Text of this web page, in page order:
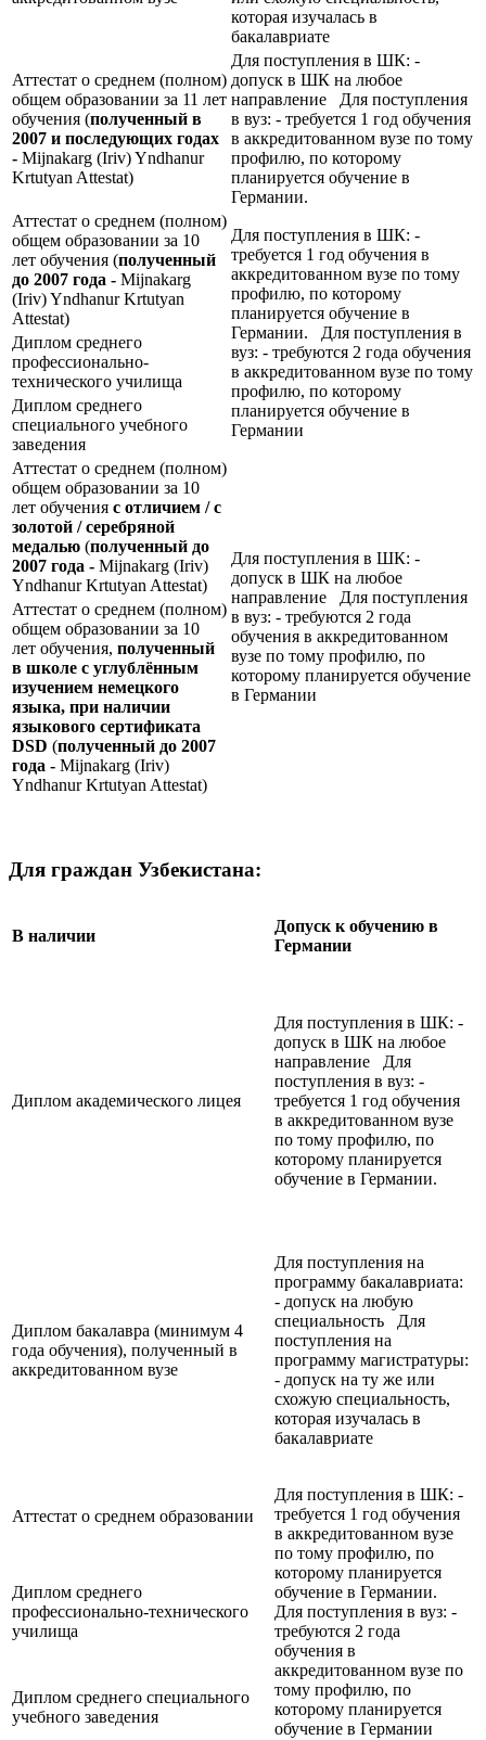
которая изучалась в
бакалавриате
Аттестат о среднем (полном)
общем образовании за 11 лет
обучения (полученный в
2007 и последующих годах
- Mijnakarg (Iriv) Yndhanur
Krtutyan Attestat)
Для поступления в ШК: -
допуск в ШК на любое
направление Для поступления
в вуз: - требуется 1 год обучения
в аккредитованном вузе по тому
профилю, по которому
планируется обучение в
Германии.
Аттестат о среднем (полном)
общем образовании за 10
лет обучения (полученный
до 2007 года - Mijnakarg
(Iriv) Yndhanur Krtutyan
Attestat)
Для поступления в ШК: -
требуется 1 год обучения в
аккредитованном вузе по тому
профилю, по которому
планируется обучение в
Германии. Для поступления в
вуз: - требуются 2 года обучения
в аккредитованном вузе по тому
профилю, по которому
планируется обучение в
Германии
Диплом среднего
профессионально-
технического училища
Диплом среднего
специального учебного
заведения
Аттестат о среднем (полном)
общем образовании за 10
лет обучения с отличием / с
золотой / серебряной
медалью (полученный до
2007 года - Mijnakarg (Iriv)
Yndhanur Krtutyan Attestat)
Для поступления в ШК: -
допуск в ШК на любое
направление Для поступления
в вуз: - требуются 2 года
обучения в аккредитованном
вузе по тому профилю, по
которому планируется обучение
в Германии
Аттестат о среднем (полном)
общем образовании за 10
лет обучения, полученный
в школе с углублённым
изучением немецкого
языка, при наличии
языкового сертификата
DSD (полученный до 2007
года - Mijnakarg (Iriv)
Yndhanur Krtutyan Attestat)
Для граждан Узбекистана:
В наличии
Допуск к обучению в
Германии
Диплом академического лицея
Для поступления в ШК: -
допуск в ШК на любое
направление Для
поступления в вуз: -
требуется 1 год обучения
в аккредитованном вузе
по тому профилю, по
которому планируется
обучение в Германии.
Диплом бакалавра (минимум 4
года обучения), полученный в
аккредитованном вузе
Для поступления на
программу бакалавриата:
- допуск на любую
специальность Для
поступления на
программу магистратуры:
- допуск на ту же или
схожую специальность,
которая изучалась в
бакалавриате
Аттестат о среднем образовании
Для поступления в ШК: -
требуется 1 год обучения
в аккредитованном вузе
по тому профилю, по
которому планируется
обучение в Германии.
Для поступления в вуз: -
требуются 2 года
обучения в
аккредитованном вузе по
тому профилю, по
которому планируется
обучение в Германии
Диплом среднего
профессионально-технического
училища
Диплом среднего специального
учебного заведения